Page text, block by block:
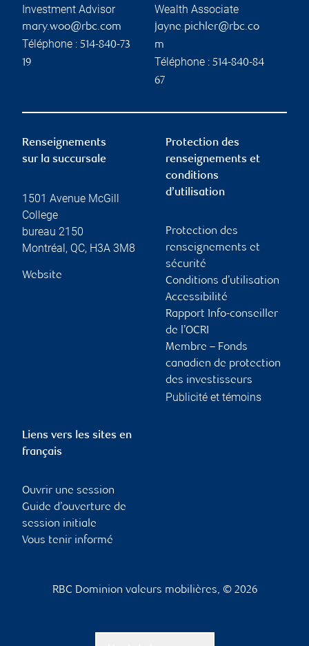
Investment Advisor
mary.woo@rbc.com
Téléphone : 514-840-73
19
Wealth Associate
jayne.pichler@rbc.co
m
Téléphone : 514-840-84
67
Renseignements
sur la succursale
1501 Avenue McGill
College
bureau 2150
Montréal, QC, H3A 3M8
Website
Protection des
renseignements et
conditions
d’utilisation
Protection des
renseignements et
sécurité
Conditions d’utilisation
Accessibilité
Rapport Info-conseiller
de l’OCRI
Membre – Fonds
canadien de protection
des investisseurs
Publicité et témoins
Liens vers les sites en
français
Ouvrir une session
Guide d’ouverture de
session initiale
Vous tenir informé
RBC Dominion valeurs mobilières, © 2026